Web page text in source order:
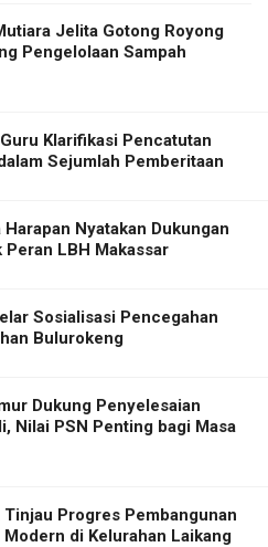
Jelita Gotong Royong
Pengelolaan Sampah
Klarifikasi Pencatutan
Sejumlah Pemberitaan
Harapan Nyatakan Dukungan
LBH Makassar
Sosialisasi Pencegahan
Bulurokeng
Dukung Penyelesaian
Nilai PSN Penting bagi Masa
Progres Pembangunan
Modern di Kelurahan Laikang